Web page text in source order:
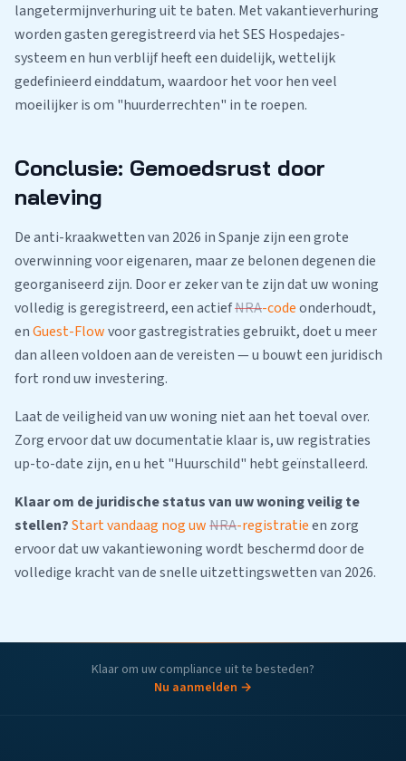
langetermijnverhuring uit te baten. Met vakantieverhuring
worden gasten geregistreerd via het SES Hospedajes-
systeem en hun verblijf heeft een duidelijk, wettelijk
gedefinieerd einddatum, waardoor het voor hen veel
moeilijker is om "huurderrechten" in te roepen.
Conclusie: Gemoedsrust door
naleving
De anti-kraakwetten van 2026 in Spanje zijn een grote
overwinning voor eigenaren, maar ze belonen degenen die
georganiseerd zijn. Door er zeker van te zijn dat uw woning
volledig is geregistreerd, een actiefNRA-codeonderhoudt,
enGuest-Flowvoor gastregistraties gebruikt, doet u meer
dan alleen voldoen aan de vereisten — u bouwt een juridisch
fort rond uw investering.
Laat de veiligheid van uw woning niet aan het toeval over.
Zorg ervoor dat uw documentatie klaar is, uw registraties
up-to-date zijn, en u het "Huurschild" hebt geïnstalleerd.
Klaar om de juridische status van uw woning veilig te
stellen?Start vandaag nog uwNRA-registratieen zorg
ervoor dat uw vakantiewoning wordt beschermd door de
volledige kracht van de snelle uitzettingswetten van 2026.
Klaar om uw compliance uit te besteden?
Nu aanmelden →